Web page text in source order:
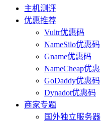
主机测评
优惠推荐
Vultr优惠码
NameSilo优惠码
Gname优惠码
NameCheap优惠
GoDaddy优惠码
Dynadot优惠码
商家专题
国外独立服务器